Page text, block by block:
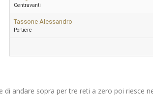
Centravanti
Tassone Alessandro
Portiere
andare sopra per tre reti a zero poi riesce